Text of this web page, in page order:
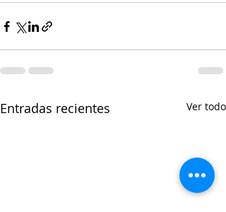
Entradas recientes Ver todo